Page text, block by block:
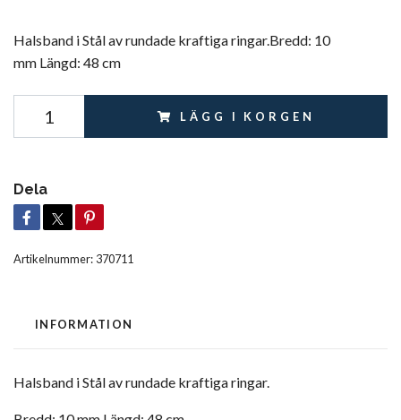
Halsband i Stål av rundade kraftiga ringar.Bredd: 10
mm Längd: 48 cm
LÄGG I KORGEN
Dela
Artikelnummer: 370711
INFORMATION
Halsband i Stål av rundade kraftiga ringar.